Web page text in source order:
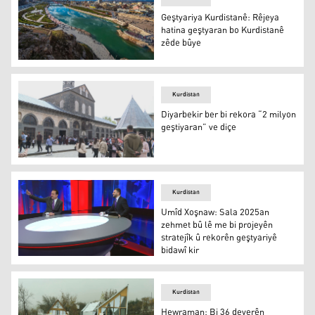
Zaxo
Geştyariya Kurdistanê: Rêjeya
hatina geştyaran bo Kurdistanê
zêde bûye
Diyarbekir ber bi rekora “2 milyon geştiyaran” ve diçe
Kurdistan
Diyarbekir ber bi rekora “2 milyon
geştiyaran” ve diçe
Umîd Xoşnaw: Sala 2025an zehmet bû lê me bi
Kurdistan
Umîd Xoşnaw: Sala 2025an
zehmet bû lê me bi projeyên
stratejîk û rekorên geştyariyê
bidawî kir
Kurdistan